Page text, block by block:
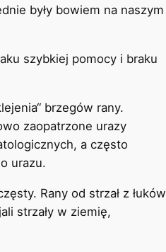
były bowiem na naszym
szybkiej pomocy i braku
brzegów rany.
zaopatrzone urazy
a często
urazu.
Rany od strzał z łuków
strzały w ziemię,